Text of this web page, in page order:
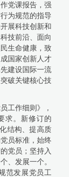
党课报告，强
为规范的指导
展科技创新和
技前沿、面向
生命健康，致
国家创新人才
建设国际一流
破关键核心技
工作细则》，
求。新修订的
结构、提高质
员标准，始终
党员；坚持入
、发展一个。
范发展党员工